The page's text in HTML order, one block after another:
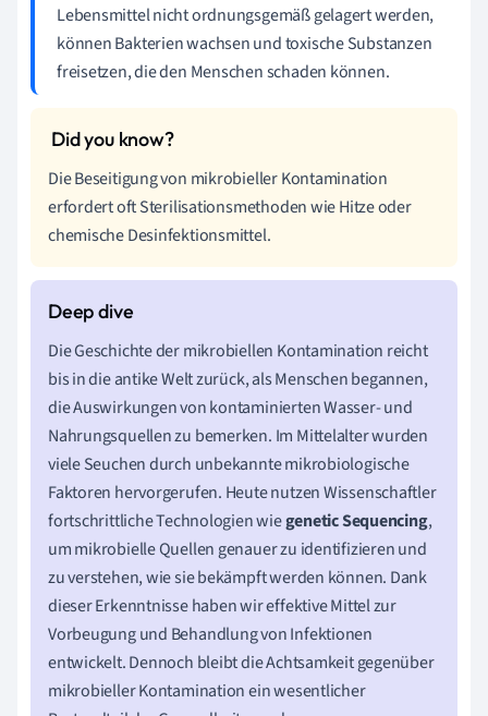
Lebensmittel nicht ordnungsgemäß gelagert werden,
können Bakterien wachsen und toxische Substanzen
freisetzen, die den Menschen schaden können.
Die Beseitigung von mikrobieller Kontamination
erfordert oft Sterilisationsmethoden wie Hitze oder
chemische Desinfektionsmittel.
Die Geschichte der mikrobiellen Kontamination reicht
bis in die antike Welt zurück, als Menschen begannen,
die Auswirkungen von kontaminierten Wasser- und
Nahrungsquellen zu bemerken. Im Mittelalter wurden
viele Seuchen durch unbekannte mikrobiologische
Faktoren hervorgerufen. Heute nutzen Wissenschaftler
fortschrittliche Technologien wiegenetic Sequencing,
um mikrobielle Quellen genauer zu identifizieren und
zu verstehen, wie sie bekämpft werden können. Dank
dieser Erkenntnisse haben wir effektive Mittel zur
Vorbeugung und Behandlung von Infektionen
entwickelt. Dennoch bleibt die Achtsamkeit gegenüber
mikrobieller Kontamination ein wesentlicher